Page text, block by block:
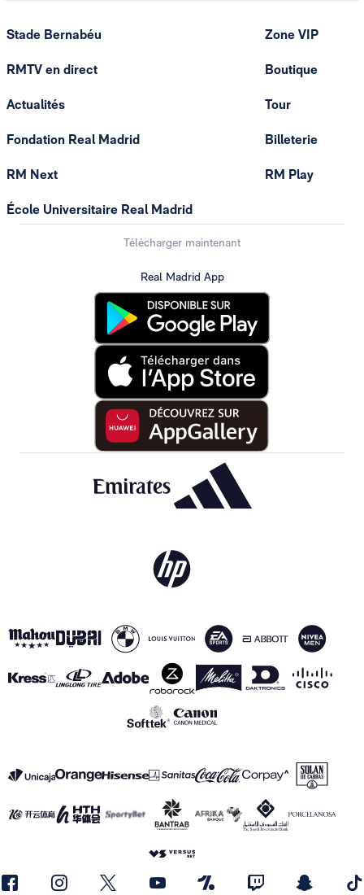
Stade Bernabéu
RMTV en direct
Actualités
Fondation Real Madrid
RM Next
École Universitaire Real Madrid
Zone VIP
Boutique
Tour
Billeterie
RM Play
Télécharger maintenant
Real Madrid App